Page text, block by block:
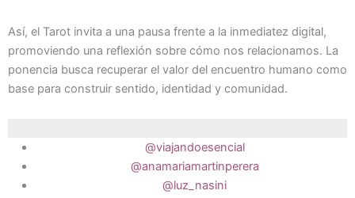
Así, el Tarot invita a una pausa frente a la inmediatez digital,
promoviendo una reflexión sobre cómo nos relacionamos. La
ponencia busca recuperar el valor del encuentro humano como
base para construir sentido, identidad y comunidad.
@viajandoesencial
@anamariamartinperera
@luz_nasini